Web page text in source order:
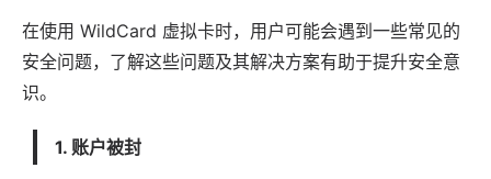
在使用 WildCard 虚拟卡时，用户可能会遇到一些常见的
安全问题，了解这些问题及其解决方案有助于提升安全意
识。
1. 账户被封